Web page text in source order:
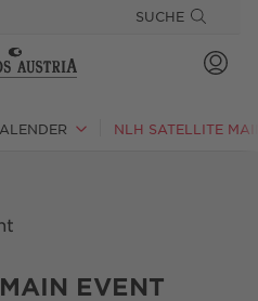
SUCHE
NLH SATELLITE
EVENT